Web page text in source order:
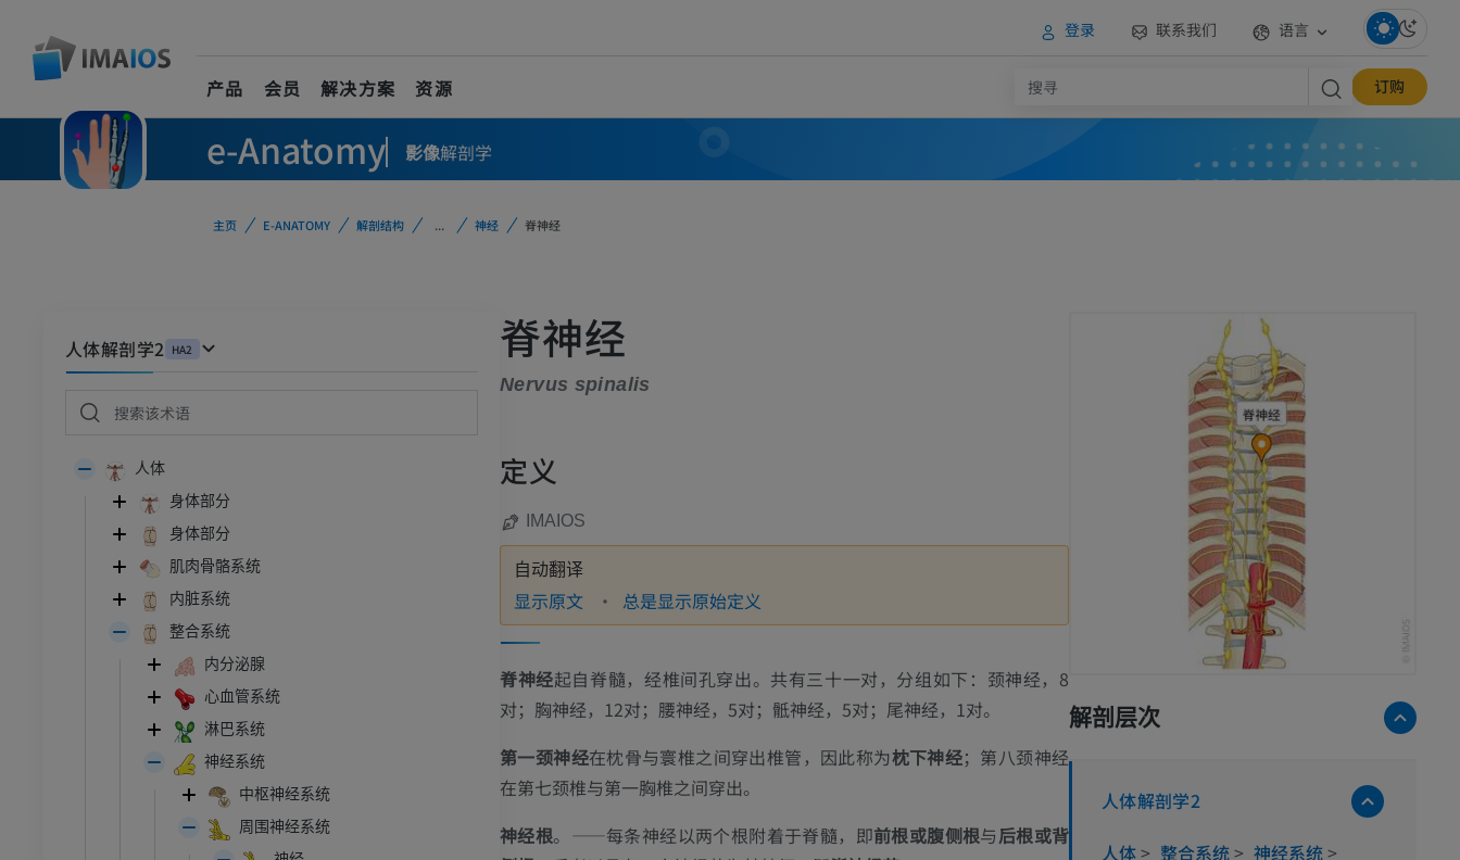
登录 联系我们 语言
产品 会员 解决方案 资源 订购
e-Anatomy 影像解剖学
主页 E-ANATOMY 解剖结构 ... 神经 脊神经
人体解剖学2 HA2
人体
身体部分
身体部分
肌肉骨骼系统
内脏系统
整合系统
内分泌腺
心血管系统
淋巴系统
神经系统
中枢神经系统
周围神经系统
脊神经
Nervus spinalis
定义
IMAIOS
自动翻译
显示原文 总是显示原始定义
脊神经起自脊髓，经椎间孔穿出。共有三十一对，分组如下：颈神经，8
对；胸神经，12对；腰神经，5对；骶神经，5对；尾神经，1对。
第一颈神经在枕骨与寰椎之间穿出椎管，因此称为枕下神经；第八颈神经
在第七颈椎与第一胸椎之间穿出。
神经根。——每条神经以两个根附着于脊髓，即前根或腹侧根与后根或背
解剖层次
人体解剖学2
人体> 整合系统> 神经系统>